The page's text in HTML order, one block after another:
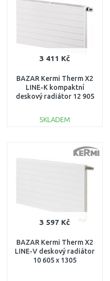
3 411 Kč
BAZAR Kermi Therm X2
LINE-K kompaktní
deskový radiátor 12 905
SKLADEM
Porovnat
3 597 Kč
BAZAR Kermi Therm X2
LINE-V deskový radiátor
10 605 x 1305